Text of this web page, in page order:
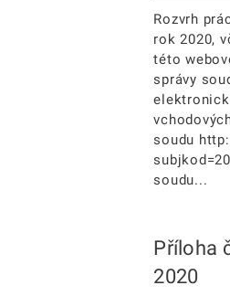
Rozvrh
rok 2020,
této
správy
soudu
soudu...
Příloha
2020